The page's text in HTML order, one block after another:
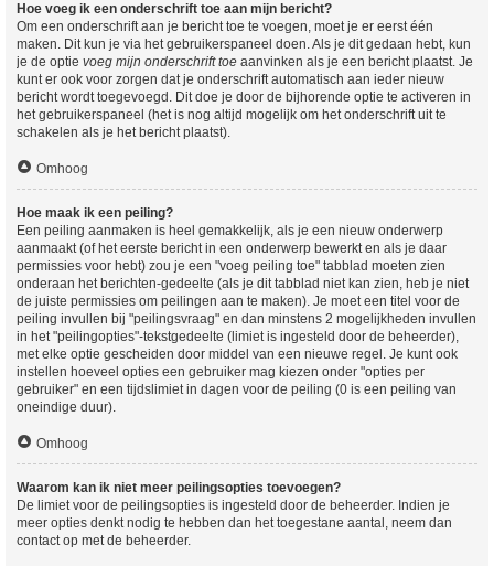
Hoe voeg ik een onderschrift toe aan mijn bericht?
Om een onderschrift aan je bericht toe te voegen, moet je er eerst één
maken. Dit kun je via het gebruikerspaneel doen. Als je dit gedaan hebt, kun
je de optie voeg mijn onderschrift toe aanvinken als je een bericht plaatst. Je
kunt er ook voor zorgen dat je onderschrift automatisch aan ieder nieuw
bericht wordt toegevoegd. Dit doe je door de bijhorende optie te activeren in
het gebruikerspaneel (het is nog altijd mogelijk om het onderschrift uit te
schakelen als je het bericht plaatst).
Omhoog
Hoe maak ik een peiling?
Een peiling aanmaken is heel gemakkelijk, als je een nieuw onderwerp
aanmaakt (of het eerste bericht in een onderwerp bewerkt en als je daar
permissies voor hebt) zou je een "voeg peiling toe" tabblad moeten zien
onderaan het berichten-gedeelte (als je dit tabblad niet kan zien, heb je niet
de juiste permissies om peilingen aan te maken). Je moet een titel voor de
peiling invullen bij "peilingsvraag" en dan minstens 2 mogelijkheden invullen
in het "peilingopties"-tekstgedeelte (limiet is ingesteld door de beheerder),
met elke optie gescheiden door middel van een nieuwe regel. Je kunt ook
instellen hoeveel opties een gebruiker mag kiezen onder "opties per
gebruiker" en een tijdslimiet in dagen voor de peiling (0 is een peiling van
oneindige duur).
Omhoog
Waarom kan ik niet meer peilingsopties toevoegen?
De limiet voor de peilingsopties is ingesteld door de beheerder. Indien je
meer opties denkt nodig te hebben dan het toegestane aantal, neem dan
contact op met de beheerder.